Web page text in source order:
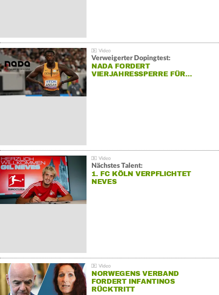
Verweigerter Dopingtest:
NADA FORDERT
VIERJAHRESSPERRE FÜR…
Nächstes Talent:
1. FC KÖLN VERPFLICHTET
NEVES
NORWEGENS VERBAND
FORDERT INFANTINOS
RÜCKTRITT